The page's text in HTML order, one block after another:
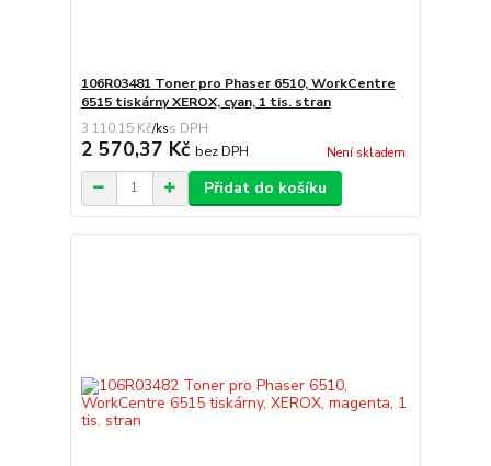
106R03481 Toner pro Phaser 6510, WorkCentre
6515 tiskárny XEROX, cyan, 1 tis. stran
3 110,15 Kč/ks
2 570,37 Kč bez DPH Není skladem
Přidat do košíku